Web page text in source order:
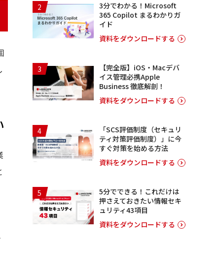
2
3分でわかる！Microsoft
365 Copilot まるわかりガ
イド
資料をダウンロードする
3
【完全版】iOS・Macデバ
イス管理必携Apple
Business 徹底解剖！
資料をダウンロードする
4
「SCS評価制度（セキュリ
ティ対策評価制度）」に今
すぐ対策を始める方法
資料をダウンロードする
5
5分でできる！これだけは
押さえておきたい情報セキ
ュリティ43項目
資料をダウンロードする